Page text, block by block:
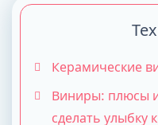
Керамические
Виниры: плюсы
сделать улыбку